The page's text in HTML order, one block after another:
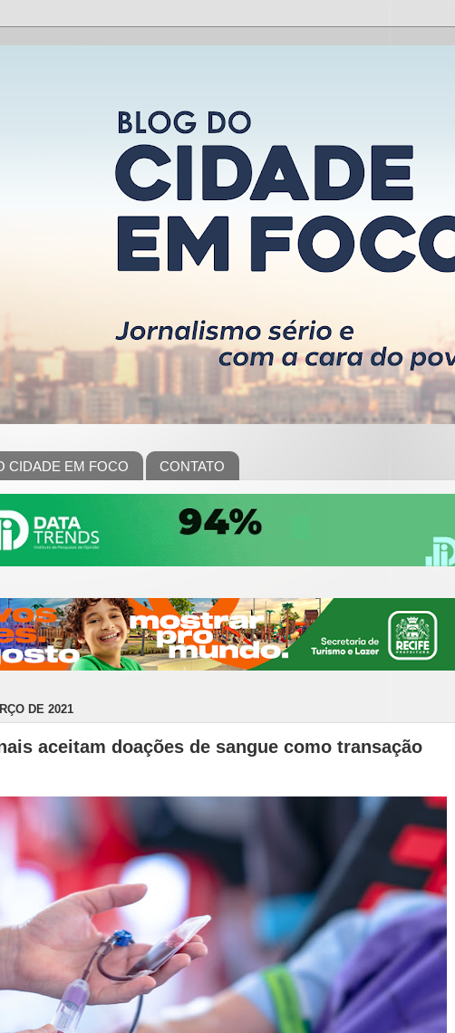
CIDADE EM FOCO CONTATO
DE 2021
aceitam doações de sangue como transação